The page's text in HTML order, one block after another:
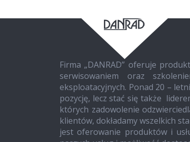
Firma „DANRAD” oferuje
serwisowaniem oraz
eksploatacyjnych. Ponad 20 –
pozycję, lecz stać się także
których zadowolenie
klientów, dokładamy wszelkich
jest oferowanie produktów i